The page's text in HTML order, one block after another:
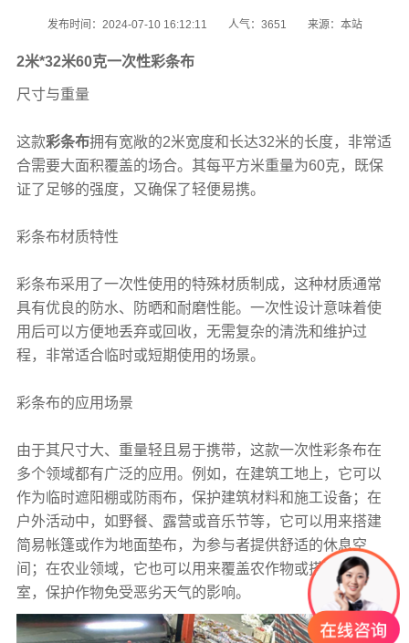
发布时间：2024-07-10 16:12:11 人气：3651 来源：本站
2米*32米60克一次性彩条布
尺寸与重量
这款彩条布拥有宽敞的2米宽度和长达32米的长度，非常适
合需要大面积覆盖的场合。其每平方米重量为60克，既保
证了足够的强度，又确保了轻便易携。
彩条布材质特性
彩条布采用了一次性使用的特殊材质制成，这种材质通常
具有优良的防水、防晒和耐磨性能。一次性设计意味着使
用后可以方便地丢弃或回收，无需复杂的清洗和维护过
程，非常适合临时或短期使用的场景。
彩条布的应用场景
由于其尺寸大、重量轻且易于携带，这款一次性彩条布在
多个领域都有广泛的应用。例如，在建筑工地上，它可以
作为临时遮阳棚或防雨布，保护建筑材料和施工设备；在
户外活动中，如野餐、露营或音乐节等，它可以用来搭建
简易帐篷或作为地面垫布，为参与者提供舒适的休息空
间；在农业领域，它也可以用来覆盖农作物或搭建临时温
室，保护作物免受恶劣天气的影响。